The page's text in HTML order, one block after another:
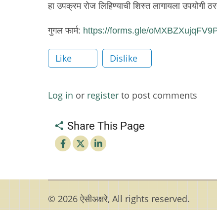
हा उपक्रम रोज लिहिण्याची शिस्त लागायला
गुगल फार्म: https://forms.gle/
Like Dislike
Log in or register to post comments
Share This Page
© 2026 ऐसीअक्षरे, All rights reserved.